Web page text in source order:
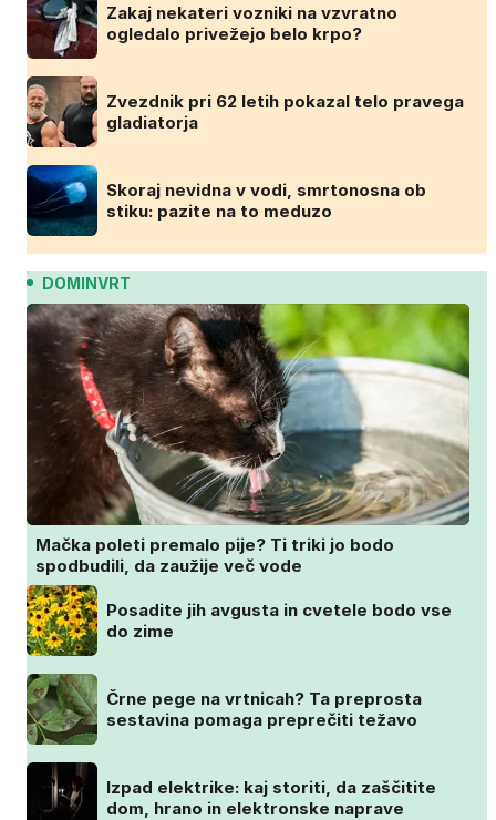
Zakaj nekateri vozniki na vzvratno
ogledalo privežejo belo krpo?
Zvezdnik pri 62 letih pokazal telo pravega
gladiatorja
Skoraj nevidna v vodi, smrtonosna ob
stiku: pazite na to meduzo
DOMINVRT
Mačka poleti premalo pije? Ti triki jo bodo
spodbudili, da zaužije več vode
Posadite jih avgusta in cvetele bodo vse
do zime
Črne pege na vrtnicah? Ta preprosta
sestavina pomaga preprečiti težavo
Izpad elektrike: kaj storiti, da zaščitite
dom, hrano in elektronske naprave